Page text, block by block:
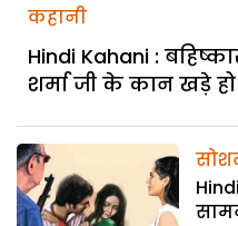
कहानी
Hindi Kahani :
शर्मा जी के कान खड़े